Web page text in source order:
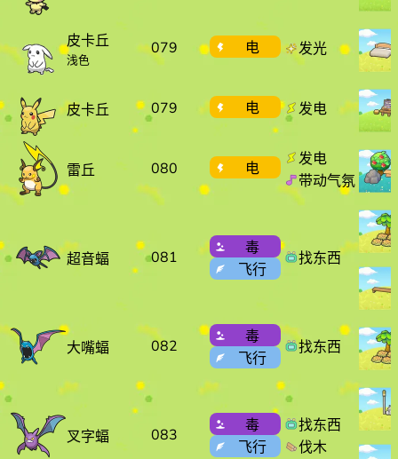
皮卡丘
浅色
079 电 发光
皮卡丘 079 电 发电
雷丘 080 电
发电
带动气氛
超音蝠 081
毒
飞行
找东西
大嘴蝠 082
毒
飞行
找东西
叉字蝠 083
毒
飞行
找东西
伐木